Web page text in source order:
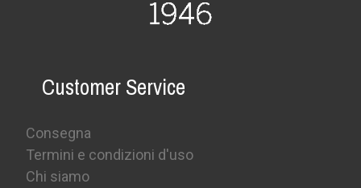
Customer Service
Consegna
Termini e condizioni d'uso
Chi siamo